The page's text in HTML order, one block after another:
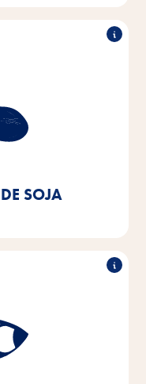
SOJA
soja
soja d'origine
Nous voulons y
nous en
du poisson et
utilisons dans